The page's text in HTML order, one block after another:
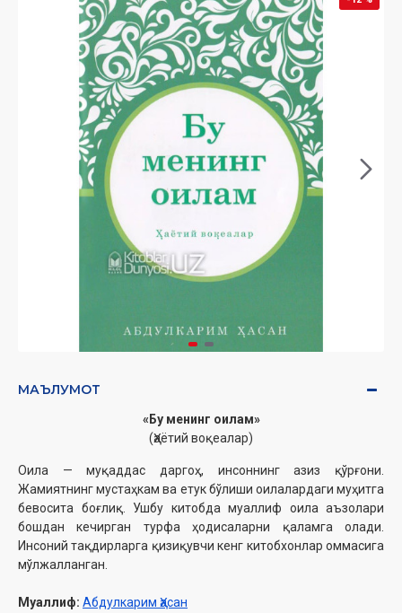
МАЪЛУМОТ
«Бу менинг оилам»
(Ҳаётий воқеалар)
Оила — муқаддас даргоҳ, инсоннинг азиз қўрғони.
Жамиятнинг мустаҳкам ва етук бўлиши оилалардаги муҳитга
бевосита боғлиқ. Ушбу китобда муаллиф оила аъзолари
бошдан кечирган турфа ҳодисаларни қаламга олади.
Инсоний тақдирларга қизиқувчи кенг китобхонлар оммасига
мўлжалланган.
Муаллиф: Абдулкарим Ҳасан